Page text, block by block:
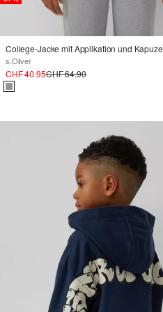
College-Jacke mit Applikation und Kapuze
s.Oliver
CHF 40.95CHF 64.90